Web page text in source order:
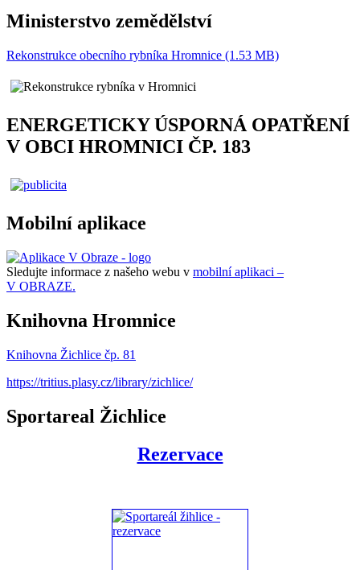
Ministerstvo zemědělství
Rekonstrukce obecního rybníka Hromnice (1.53 MB)
ENERGETICKY ÚSPORNÁ OPATŘENÍ
V OBCI HROMNICI ČP. 183
Mobilní aplikace
Sledujte informace z našeho webu v mobilní aplikaci –
V OBRAZE.
Knihovna Hromnice
Knihovna Žichlice čp. 81
https://tritius.plasy.cz/library/zichlice/
Sportareal Žichlice
Rezervace